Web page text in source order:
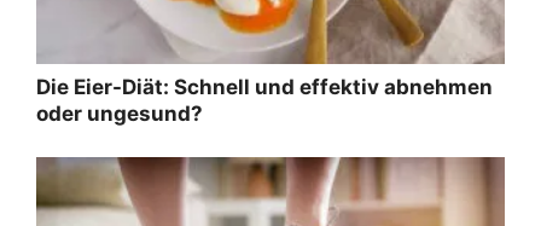
Die Eier-Diät: Schnell und effektiv abnehmen
oder ungesund?